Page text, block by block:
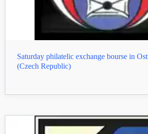
Saturday philatelic exchange bourse in
(Czech Republic)